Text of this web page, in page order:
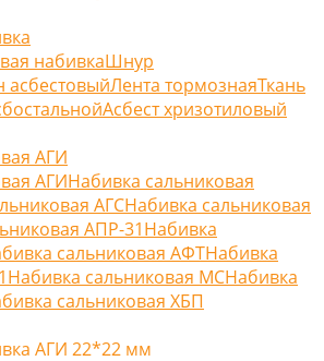
набивкаШнур
асбестовыйЛента тормознаяТкань
Асбест хризотиловый
АГИ
АГИНабивка сальниковая
АГСНабивка сальниковая
АПР-31Набивка
сальниковая АФТНабивка
Набивка сальниковая МСНабивка
сальниковая ХБП
АГИ 22*22 мм